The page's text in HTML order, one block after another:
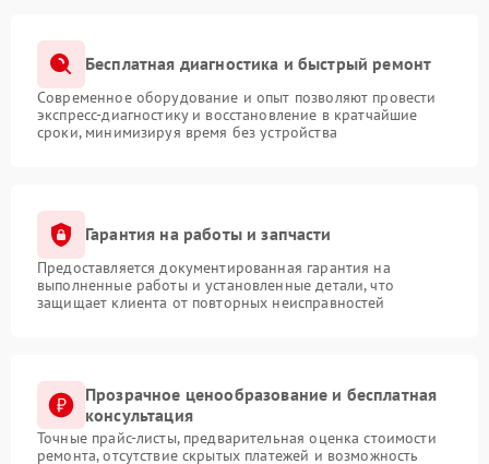
Бесплатная диагностика и быстрый ремонт
Современное оборудование и опыт позволяют провести
экспресс-диагностику и восстановление в кратчайшие
сроки, минимизируя время без устройства
Гарантия на работы и запчасти
Предоставляется документированная гарантия на
выполненные работы и установленные детали, что
защищает клиента от повторных неисправностей
Прозрачное ценообразование и бесплатная
консультация
Точные прайс-листы, предварительная оценка стоимости
ремонта, отсутствие скрытых платежей и возможность